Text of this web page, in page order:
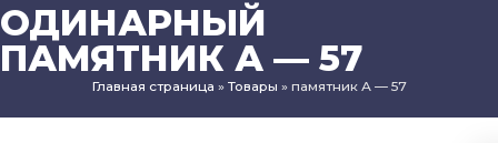
ОДИНАРНЫЙ
ПАМЯТНИК А — 57
Главная страница » Товары » памятник А — 57